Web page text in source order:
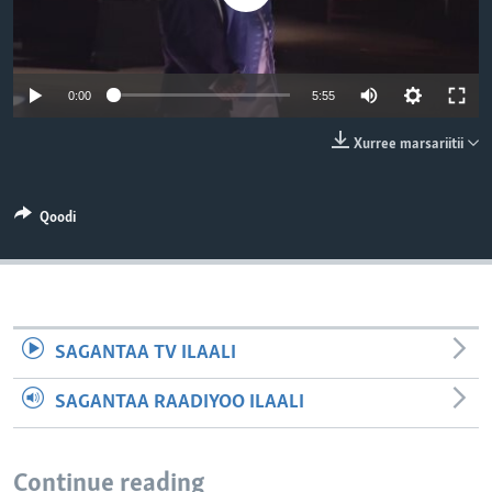
0:00 5:55
Xurree marsariitii
Qoodi
SAGANTAA TV ILAALI
SAGANTAA RAADIYOO ILAALI
Continue reading